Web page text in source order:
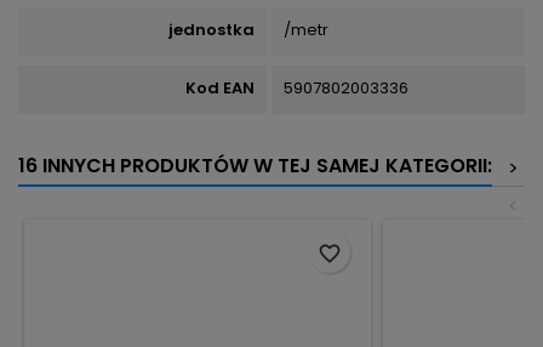
jednostka /metr
Kod EAN 5907802003336
16 INNYCH PRODUKTÓW W TEJ SAMEJ KATEGORII:
>
<
favorite_border